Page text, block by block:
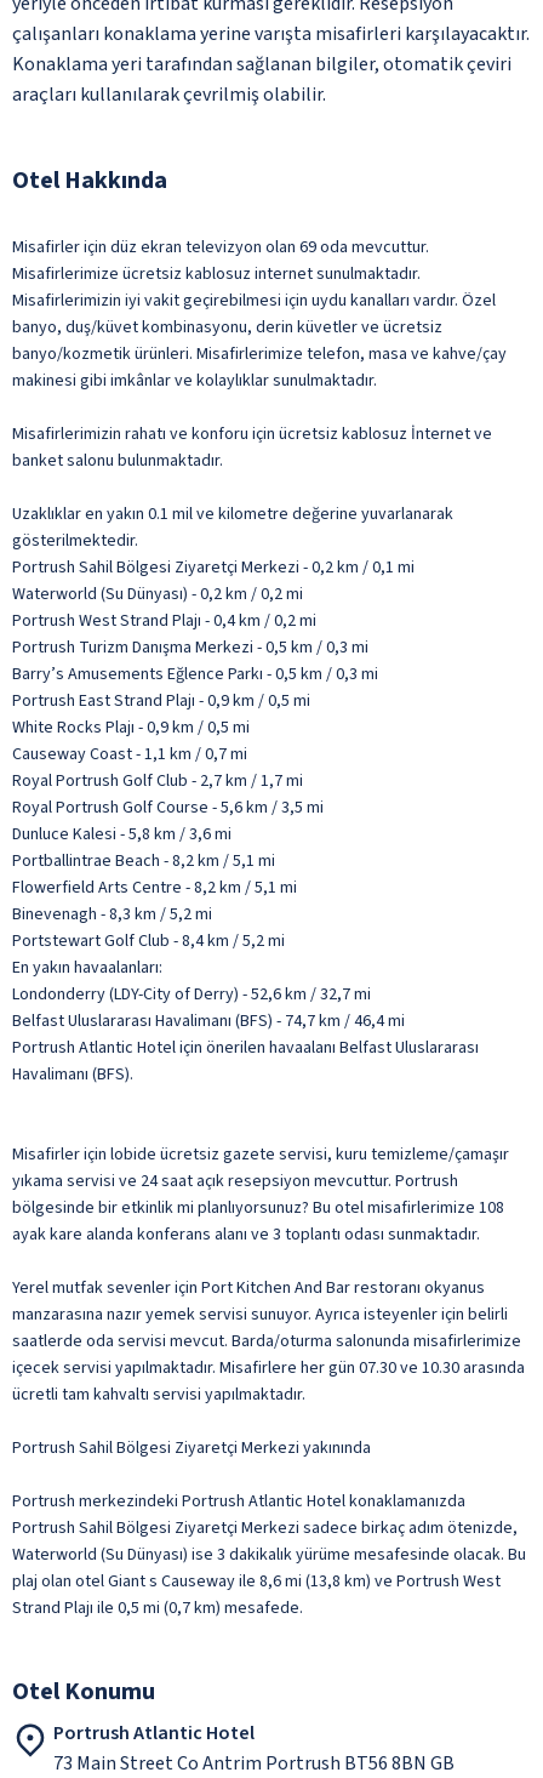
çalışanları konaklama yerine varışta misafirleri karşılayacaktır.
Konaklama yeri tarafından sağlanan bilgiler, otomatik çeviri
araçları kullanılarak çevrilmiş olabilir.
Otel Hakkında
Misafirler için düz ekran televizyon olan 69 oda mevcuttur.
Misafirlerimize ücretsiz kablosuz internet sunulmaktadır.
Misafirlerimizin iyi vakit geçirebilmesi için uydu kanalları vardır. Özel
banyo, duş/küvet kombinasyonu, derin küvetler ve ücretsiz
banyo/kozmetik ürünleri. Misafirlerimize telefon, masa ve kahve/çay
makinesi gibi imkânlar ve kolaylıklar sunulmaktadır.
Misafirlerimizin rahatı ve konforu için ücretsiz kablosuz İnternet ve
banket salonu bulunmaktadır.
Uzaklıklar en yakın 0.1 mil ve kilometre değerine yuvarlanarak
gösterilmektedir.
Portrush Sahil Bölgesi Ziyaretçi Merkezi - 0,2 km / 0,1 mi
Waterworld (Su Dünyası) - 0,2 km / 0,2 mi
Portrush West Strand Plajı - 0,4 km / 0,2 mi
Portrush Turizm Danışma Merkezi - 0,5 km / 0,3 mi
Barry’s Amusements Eğlence Parkı - 0,5 km / 0,3 mi
Portrush East Strand Plajı - 0,9 km / 0,5 mi
White Rocks Plajı - 0,9 km / 0,5 mi
Causeway Coast - 1,1 km / 0,7 mi
Royal Portrush Golf Club - 2,7 km / 1,7 mi
Royal Portrush Golf Course - 5,6 km / 3,5 mi
Dunluce Kalesi - 5,8 km / 3,6 mi
Portballintrae Beach - 8,2 km / 5,1 mi
Flowerfield Arts Centre - 8,2 km / 5,1 mi
Binevenagh - 8,3 km / 5,2 mi
Portstewart Golf Club - 8,4 km / 5,2 mi
En yakın havaalanları:
Londonderry (LDY-City of Derry) - 52,6 km / 32,7 mi
Belfast Uluslararası Havalimanı (BFS) - 74,7 km / 46,4 mi
Portrush Atlantic Hotel için önerilen havaalanı Belfast Uluslararası
Havalimanı (BFS).
Misafirler için lobide ücretsiz gazete servisi, kuru temizleme/çamaşır
yıkama servisi ve 24 saat açık resepsiyon mevcuttur. Portrush
bölgesinde bir etkinlik mi planlıyorsunuz? Bu otel misafirlerimize 108
ayak kare alanda konferans alanı ve 3 toplantı odası sunmaktadır.
Yerel mutfak sevenler için Port Kitchen And Bar restoranı okyanus
manzarasına nazır yemek servisi sunuyor. Ayrıca isteyenler için belirli
saatlerde oda servisi mevcut. Barda/oturma salonunda misafirlerimize
içecek servisi yapılmaktadır. Misafirlere her gün 07.30 ve 10.30 arasında
ücretli tam kahvaltı servisi yapılmaktadır.
Portrush Sahil Bölgesi Ziyaretçi Merkezi yakınında
Portrush merkezindeki Portrush Atlantic Hotel konaklamanızda
Portrush Sahil Bölgesi Ziyaretçi Merkezi sadece birkaç adım ötenizde,
Waterworld (Su Dünyası) ise 3 dakikalık yürüme mesafesinde olacak. Bu
plaj olan otel Giant s Causeway ile 8,6 mi (13,8 km) ve Portrush West
Strand Plajı ile 0,5 mi (0,7 km) mesafede.
Otel Konumu
Portrush Atlantic Hotel
73 Main Street Co Antrim Portrush BT56 8BN GB